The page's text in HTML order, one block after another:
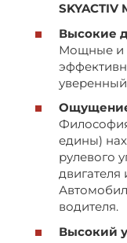
SKYACTIV
Высокие
Мощные и
Ощущение
едины)
рулевого
двигателя
водителя.
Высокий